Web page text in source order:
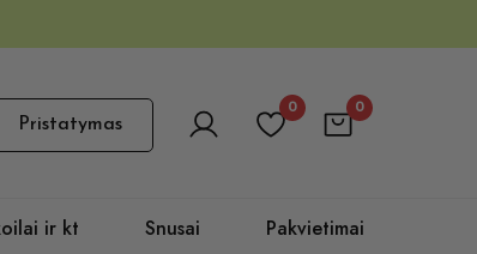
Pristatymas
0 0
ir kt Snusai Pakvietimai